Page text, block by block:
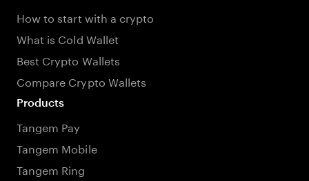
How to start with a crypto
What is Cold Wallet
Best Crypto Wallets
Compare Crypto Wallets
Products
Tangem Pay
Tangem Mobile
Tangem Ring